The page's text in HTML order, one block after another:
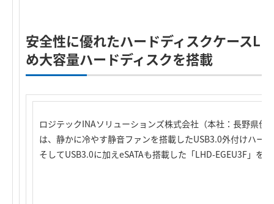
安全性に優れたハードディスクケース
め大容量ハードディスクを搭載
ロジテックINAソリューションズ株式会社（本社：長野県伊
は、静かに冷やす静音ファンを搭載したUSB3.0外付けハー
そしてUSB3.0に加えeSATAも搭載した「LHD-EGEU3F」を